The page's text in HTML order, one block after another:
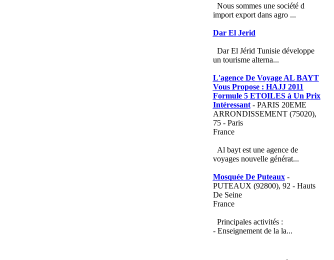
Nous sommes une société d
import export dans agro ...
Dar El Jerid
Dar El Jérid Tunisie développe
un tourisme alterna...
L'agence De Voyage AL BAYT
Vous Propose : HAJJ 2011
Formule 5 ETOILES à Un Prix
Intéressant- PARIS 20EME
ARRONDISSEMENT (75020),
75 - Paris
France
Al bayt est une agence de
voyages nouvelle générat...
Mosquée De Puteaux-
PUTEAUX (92800), 92 - Hauts
De Seine
France
Principales activités :
- Enseignement de la la...